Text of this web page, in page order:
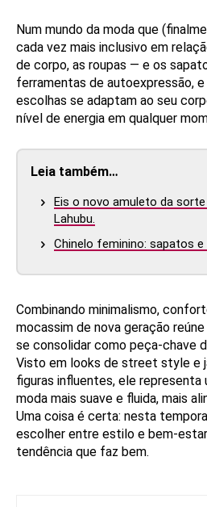
Num mundo da moda que
cada vez mais inclusivo em
de corpo, as roupas — e os
ferramentas de autoexpressão,
escolhas se adaptam ao seu
nível de energia em qualquer
Leia também…
Eis o novo amuleto da
Lahubu.
Chinelo feminino: sapatos e
Combinando minimalismo,
mocassim de nova geração
se consolidar como peça-chave
Visto em looks de street style e
figuras influentes, ele representa
moda mais suave e fluida, mais
Uma coisa é certa: nesta
escolher entre estilo e bem-
tendência que faz bem.